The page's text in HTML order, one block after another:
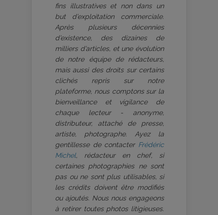
fins illustratives et non dans un
but d’exploitation commerciale.
Après plusieurs décennies
d’existence, des dizaines de
milliers d’articles, et une évolution
de notre équipe de rédacteurs,
mais aussi des droits sur certains
clichés repris sur notre
plateforme, nous comptons sur la
bienveillance et vigilance de
chaque lecteur - anonyme,
distributeur, attaché de presse,
artiste, photographe. Ayez la
gentillesse de contacter Frédéric
Michel, rédacteur en chef, si
certaines photographies ne sont
pas ou ne sont plus utilisables, si
les crédits doivent être modifiés
ou ajoutés. Nous nous engageons
à retirer toutes photos litigieuses.